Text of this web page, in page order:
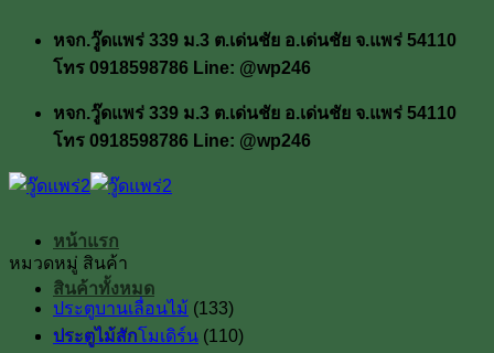
เนื้อหา
หจก.วู๊ดแพร่ 339 ม.3 ต.เด่นชัย อ.เด่นชัย จ.แพร่ 54110
โทร 0918598786 Line: @wp246
หจก.วู๊ดแพร่ 339 ม.3 ต.เด่นชัย อ.เด่นชัย จ.แพร่ 54110
โทร 0918598786 Line: @wp246
หน้าแรก
สินค้าทั้งหมด
ประตูไม้สัก
หมวดหมู่ สินค้า
ประตูบานเลื่อนไม้ (133)
ประตูไม้สักโมเดิร์น (110)